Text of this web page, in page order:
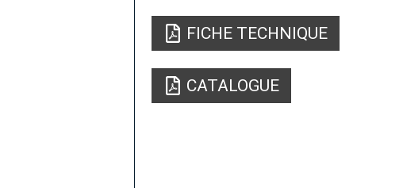
FICHE TECHNIQUE
CATALOGUE